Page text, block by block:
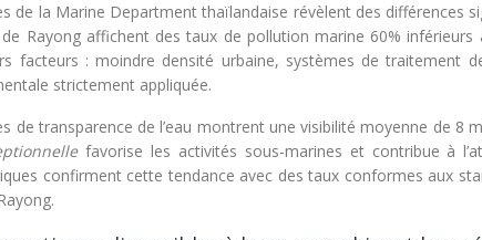
de la Marine Department thaïlandaise révèlent des différences
Rayong affichent des taux de pollution marine 60% inférieurs
facteurs : moindre densité urbaine, systèmes de traitement
strictement appliquée.
de transparence de l’eau montrent une visibilité moyenne de 8
favorise les activités sous-marines et contribue à
confirment cette tendance avec des taux conformes aux